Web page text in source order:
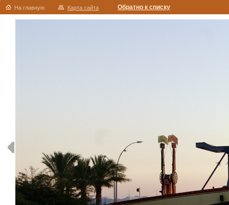
На главную Карта сайта Обратно к списку